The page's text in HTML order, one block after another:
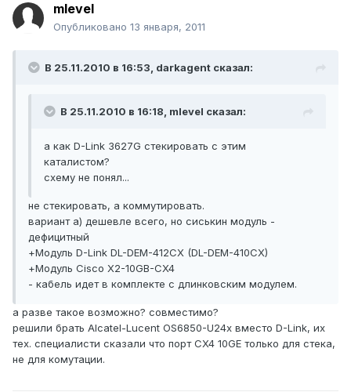
mlevel
Опубликовано 13 января, 2011
В 25.11.2010 в 16:53, darkagent сказал:
В 25.11.2010 в 16:18, mlevel сказал:
а как D-Link 3627G стекировать с этим
каталистом?
схему не понял...
не стекировать, а коммутировать.
вариант а) дешевле всего, но сиськин модуль -
дефицитный
+Модуль D-Link DL-DEM-412CX (DL-DEM-410CX)
+Модуль Cisco X2-10GB-CX4
- кабель идет в комплекте с длинковским модулем.
а разве такое возможно? совместимо?
решили брать Alcatel-Lucent OS6850-U24x вместо D-Link, их
тех. специалисти сказали что порт CX4 10GE только для стека,
не для комутации.